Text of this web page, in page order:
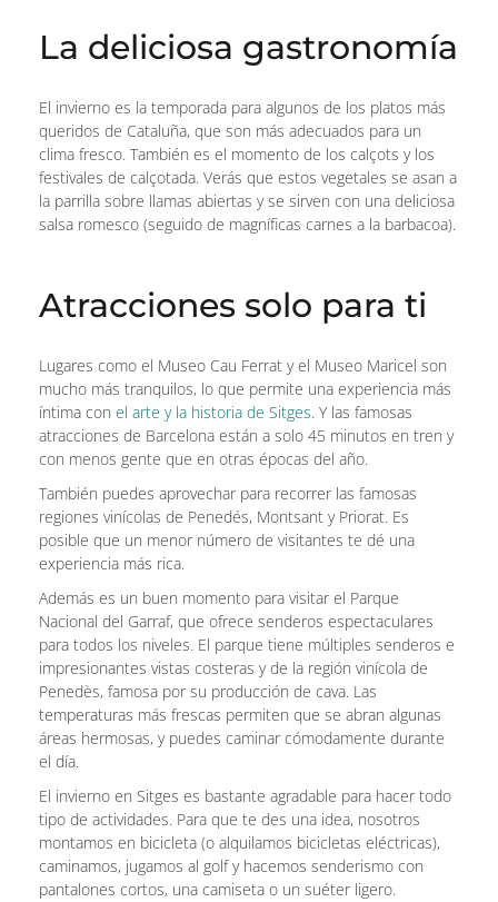
La deliciosa gastronomía
El invierno es la temporada para algunos de los platos más
queridos de Cataluña, que son más adecuados para un
clima fresco. También es el momento de los calçots y los
festivales de calçotada. Verás que estos vegetales se asan a
la parrilla sobre llamas abiertas y se sirven con una deliciosa
salsa romesco (seguido de magníficas carnes a la barbacoa).
Atracciones solo para ti
Lugares como el Museo Cau Ferrat y el Museo Maricel son
mucho más tranquilos, lo que permite una experiencia más
íntima con el arte y la historia de Sitges. Y las famosas
atracciones de Barcelona están a solo 45 minutos en tren y
con menos gente que en otras épocas del año.
También puedes aprovechar para recorrer las famosas
regiones vinícolas de Penedés, Montsant y Priorat. Es
posible que un menor número de visitantes te dé una
experiencia más rica.
Además es un buen momento para visitar el Parque
Nacional del Garraf, que ofrece senderos espectaculares
para todos los niveles. El parque tiene múltiples senderos e
impresionantes vistas costeras y de la región vinícola de
Penedès, famosa por su producción de cava. Las
temperaturas más frescas permiten que se abran algunas
áreas hermosas, y puedes caminar cómodamente durante
el día.
El invierno en Sitges es bastante agradable para hacer todo
tipo de actividades. Para que te des una idea, nosotros
montamos en bicicleta (o alquilamos bicicletas eléctricas),
caminamos, jugamos al golf y hacemos senderismo con
pantalones cortos, una camiseta o un suéter ligero.